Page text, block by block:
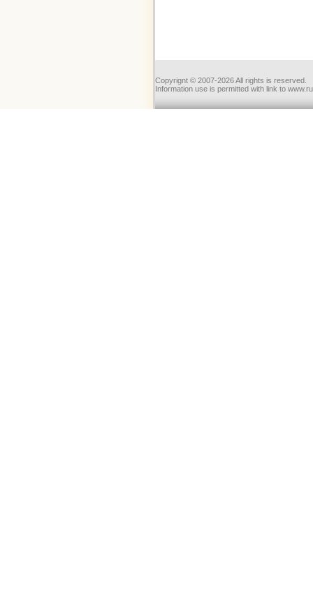
Copyrignt © 2007-2026 All rights is reserved.
Information use is permitted with link to